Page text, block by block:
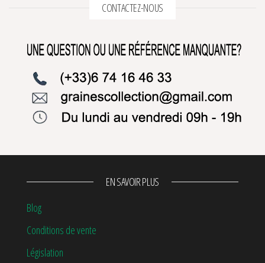
CONTACTEZ-NOUS
EN SAVOIR PLUS
Blog
Conditions de vente
Législation